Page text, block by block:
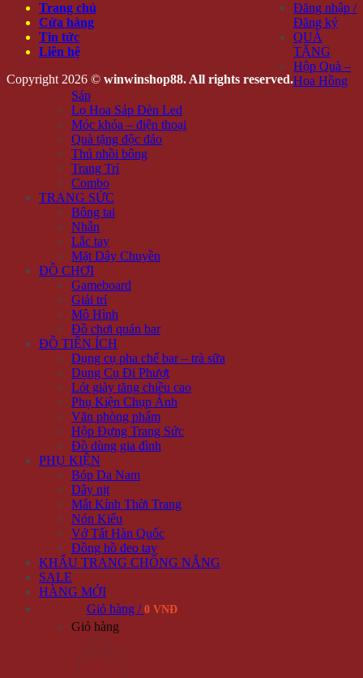
Trang chủ
Cửa hàng
Tin tức
Liên hệ
Copyright 2026 © winwinshop88. All rights reserved.
Đăng nhập /
Đăng ký
QUÀ
TẶNG
Hộp Quà –
Hoa Hồng
Sáp
Lọ Hoa Sáp Đèn Led
Móc khóa – điện thoại
Quà tặng độc đáo
Thú nhồi bông
Trang Trí
Combo
TRANG SỨC
Bông tai
Nhẫn
Lắc tay
Mặt Dây Chuyền
ĐỒ CHƠI
Gameboard
Giải trí
Mô Hình
Đồ chơi quán bar
ĐỒ TIỆN ÍCH
Dụng cụ pha chế bar – trà sữa
Dụng Cụ Đi Phượt
Lót giày tăng chiều cao
Phụ Kiện Chụp Ảnh
Văn phòng phẩm
Hộp Đựng Trang Sức
Đồ dùng gia đình
PHỤ KIỆN
Bóp Da Nam
Dây nịt
Mắt Kính Thời Trang
Nón Kiểu
Vớ Tất Hàn Quốc
Đồng hồ đeo tay
KHẨU TRANG CHỐNG NẮNG
SALE
HÀNG MỚI
Giỏ hàng / 0 VNĐ
Giỏ hàng